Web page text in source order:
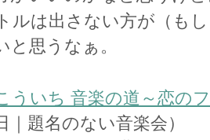
ルは出さない方が（も
と思うなぁ。
ういち 音楽の道～恋の
｜題名のない音楽会）